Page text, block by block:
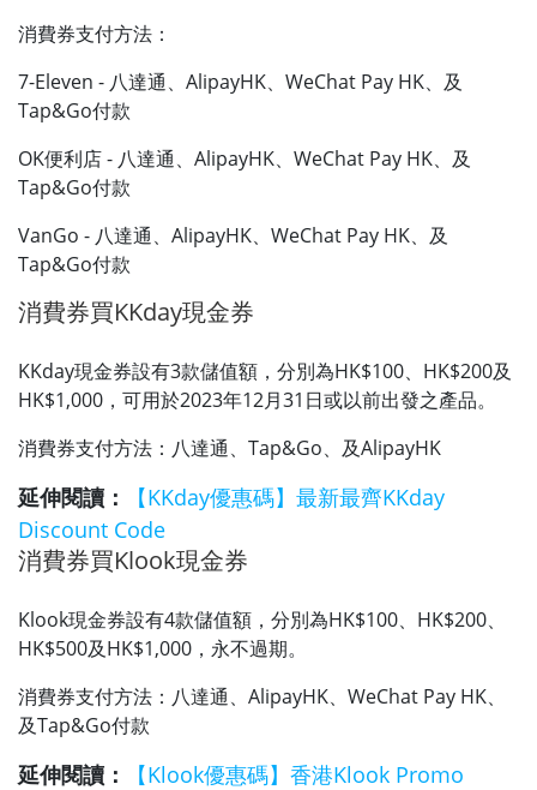
消費券支付方法：
7-Eleven - 八達通、AlipayHK、WeChat Pay HK、及
Tap&Go付款
OK便利店 - 八達通、AlipayHK、WeChat Pay HK、及
Tap&Go付款
VanGo - 八達通、AlipayHK、WeChat Pay HK、及
Tap&Go付款
消費券買KKday現金券
KKday現金券設有3款儲值額，分別為HK$100、HK$200及
HK$1,000，可用於2023年12月31日或以前出發之產品。
消費券支付方法：八達通、Tap&Go、及AlipayHK
延伸閱讀：
【KKday優惠碼】最新最齊KKday
Discount Code
消費券買Klook現金券
Klook現金券設有4款儲值額，分別為HK$100、HK$200、
HK$500及HK$1,000，永不過期。
消費券支付方法：八達通、AlipayHK、WeChat Pay HK、
及Tap&Go付款
延伸閱讀：
【Klook優惠碼】香港Klook Promo